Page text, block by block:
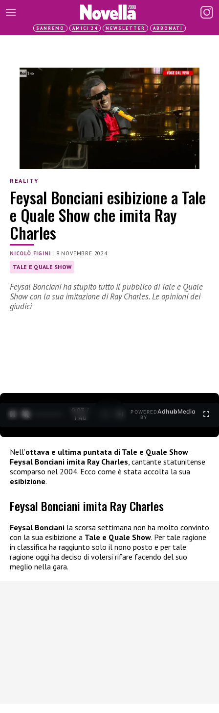
SANREMO AMICI 24 NEWSLETTER ABBONATI
REALITY
Feysal Bonciani esibizione a Tale
e Quale Show che imita Ray
Charles
NICOLÒ FIGINI | 8 NOVEMBRE 2024
TALE E QUALE SHOW
Feysal Bonciani ha stupito tutto il pubblico di Tale e Quale
Show con la sua imitazione di Ray Charles. Le opinioni dei
giudici
0:04 /
1:40
POWERED
BY
AdhubMedia
Nell’ottava e ultima puntata di Tale e Quale Show
Feysal Bonciani imita Ray Charles , cantante statunitense
scomparso nel 2004. Ecco come è stata accolta la sua
esibizione.
Feysal Bonciani imita Ray Charles
Feysal Bonciani la scorsa settimana non ha molto convinto
con la sua esibizione a Tale e Quale Show. Per tale ragione
in classifica ha raggiunto solo il nono posto e per tale
ragione oggi ha deciso di volersi rifare facendo del suo
meglio nella gara.